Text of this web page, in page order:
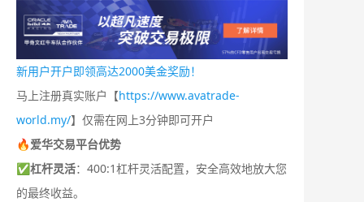
新用户开户即领高达2000美金奖励！
马上注册真实账户【https://www.avatrade-
world.my/】仅需在网上3分钟即可开户
🔥爱华交易平台优势
✅杠杆灵活：400:1杠杆灵活配置，安全高效地放大您
的最终收益。